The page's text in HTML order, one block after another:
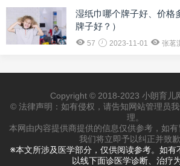
湿纸巾哪个牌子好、价格
牌子好？）
57 2023-11-01 张茗
Copyright © 2018-2023 小朗育儿
© 法律声明：如有侵权，请告知网站管理员
理。
本网由内容提供商提供的信息仅供参考，如
我们将立即予以纠正并致歉
※本文所涉及医学部分，仅供阅读参考。如有
以线下面诊医学诊断、治疗为